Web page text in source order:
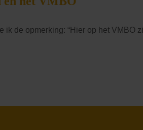
ik de opmerking: “Hier op het VMBO